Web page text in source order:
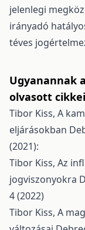
jelenlegi
irányadó
téves
Ugyanannak
olvasott cikkei
Tibor Kiss, A
eljárásokban
(2021):
Tibor Kiss, Az
jogviszonyokra
4 (2022)
Tibor Kiss, A